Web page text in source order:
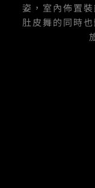
姿，室內佈置
肚皮舞的同時